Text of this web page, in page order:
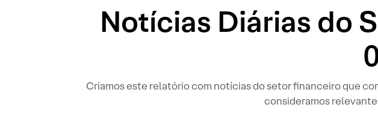
Notícias Diárias do
Criamos este relatório com notícias do setor financeiro que
consideramos